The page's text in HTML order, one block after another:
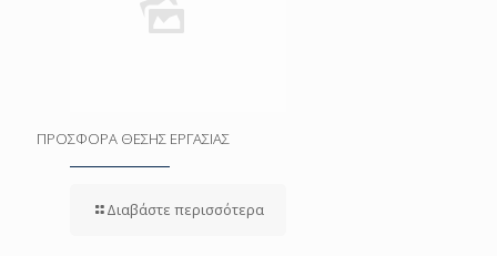
ΠΡΟΣΦΟΡΑ ΘΕΣΗΣ ΕΡΓΑΣΙΑΣ
Διαβάστε περισσότερα